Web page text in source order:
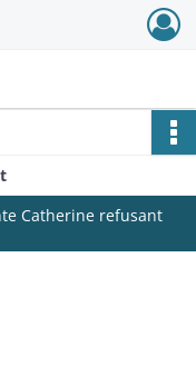
Catherine refusant